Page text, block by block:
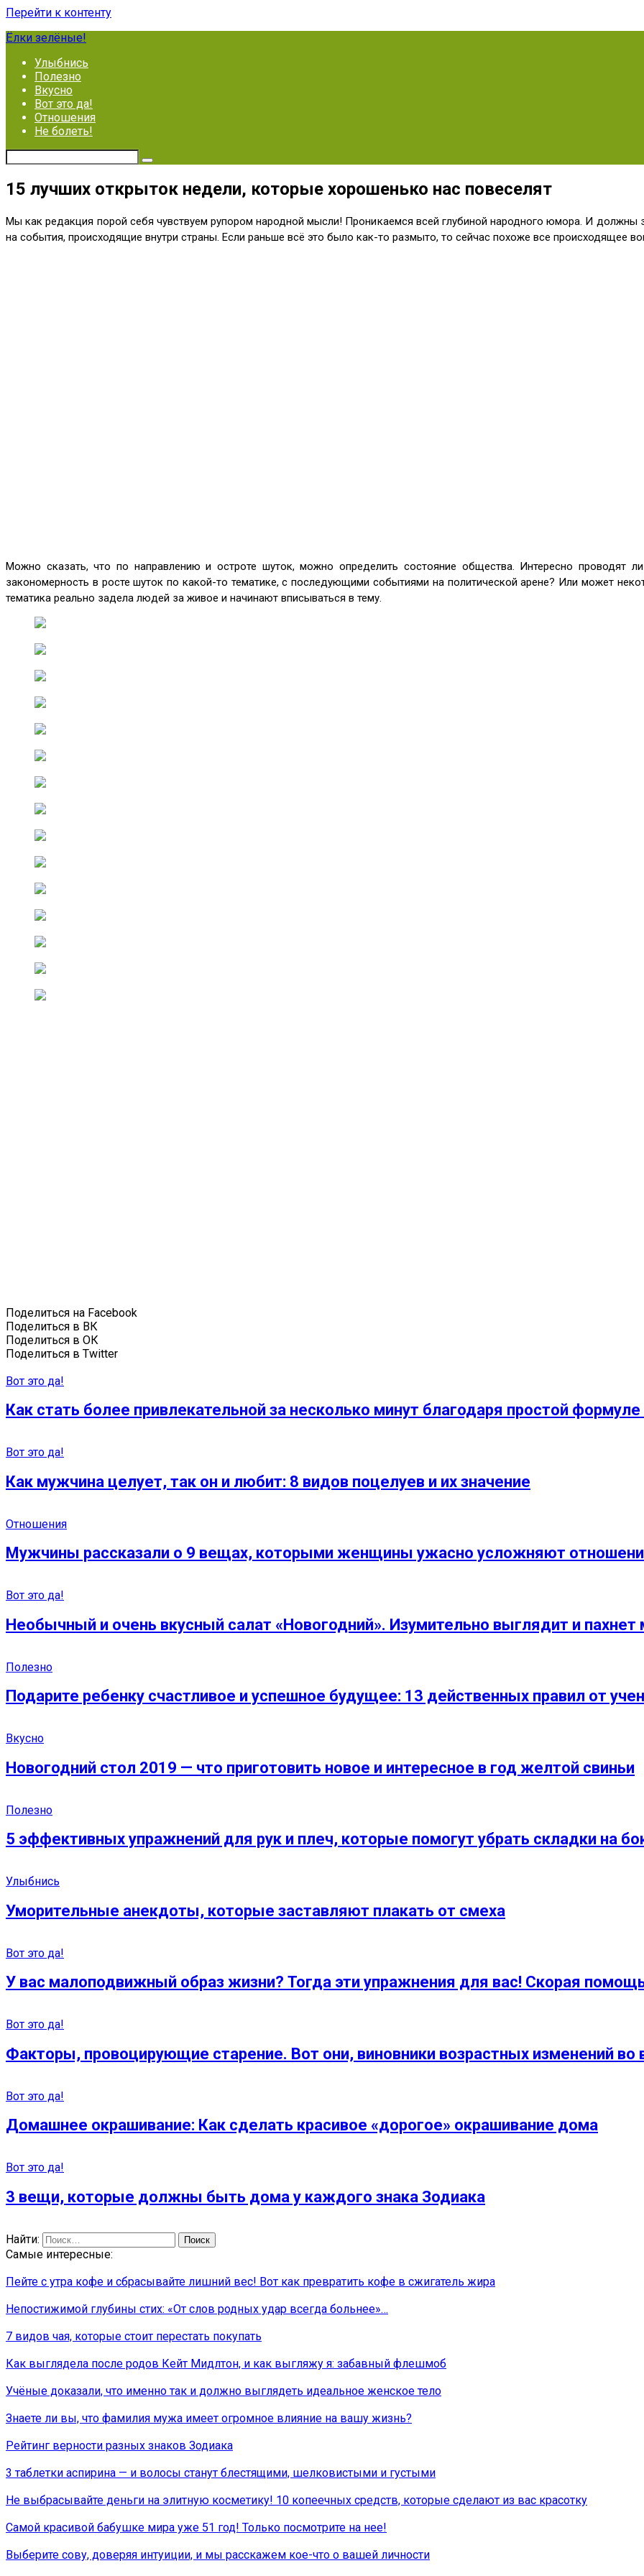
Перейти к контенту
Ёлки зелёные!
Улыбнись
Полезно
Вкусно
Вот это да!
Отношения
Не болеть!
15 лучших открыток недели, которые хорошенько нас повеселят
Мы как редакция порой себя чувствуем рупором народной мысли! Проникаемся всей глубиной народного юмора. И должны
на события, происходящие внутри страны. Если раньше всё это было как-то размыто, то сейчас похоже все происходящее
Можно сказать, что по направлению и остроте шуток, можно определить состояние общества. Интересно проводят
закономерность в росте шуток по какой-то тематике, с последующими событиями на политической арене? Или может
тематика реально задела людей за живое и начинают вписываться в тему.
Поделиться на Facebook
Поделиться в ВК
Поделиться в ОК
Поделиться в Twitter
Вот это да!
Как стать более привлекательной за несколько минут благодаря простой
Вот это да!
Как мужчина целует, так он и любит: 8 видов поцелуев и их значение
Отношения
Мужчины рассказали о 9 вещах, которыми женщины ужaсно усложняют
Вот это да!
Необычный и очень вкусный салат «Новогодний». Изумительно выглядит и пахнет
Полезно
Подарите ребенку счастливое и успешное будущее: 13 действенных правил от
Вкусно
Новогодний стол 2019 — что приготовить новое и интересное в год желтой свиньи
Полезно
5 эффективных упражнений для рук и плеч, которые помогут убрать складки на
Улыбнись
Уморительные анекдоты, которые заставляют плакать от смеха
Вот это да!
У вас малоподвижный образ жизни? Тогда эти упражнения для вас! Скорая
Вот это да!
Факторы, провоцирующие старение. Вот они, виновники возрастных изменений во
Вот это да!
Домашнее окрашивание: Как сделать красивое «дорогое» окрашивание дома
Вот это да!
3 вещи, которые должны быть дома у каждого знака Зодиака
Найти:
Самые интересные:
Пейте с утра кофе и сбрасывайте лишний вес! Вот как превратить кофе в сжигатель жира
Непостижимой глубины стих: «От слов родных удар всегда больнее»…
7 видов чая, которые стоит перестать покупать
Как выглядела после родов Кейт Мидлтон, и как выгляжу я: забавный флешмоб
Учёные доказали, что именно так и должно выглядеть идеальное женское тело
Знаете ли вы, что фамилия мужа имеет огромное влияние на вашу жизнь?
Рейтинг верности разных знаков Зодиака
3 таблетки аспирина — и волосы станут блестящими, шелковистыми и густыми
Не выбрасывайте деньги на элитную косметику! 10 копеечных средств, которые сделают из вас красотку
Самой красивой бабушке мира уже 51 год! Только посмотрите на нее!
Выберите сову, доверяя интуиции, и мы расскажем кое-что о вашей личности